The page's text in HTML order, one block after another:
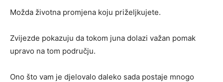
Možda životna promjena koju priželjkujete.
Zvijezde pokazuju da tokom juna dolazi važan pomak
upravo na tom području.
Ono što vam je djelovalo daleko sada postaje mnogo